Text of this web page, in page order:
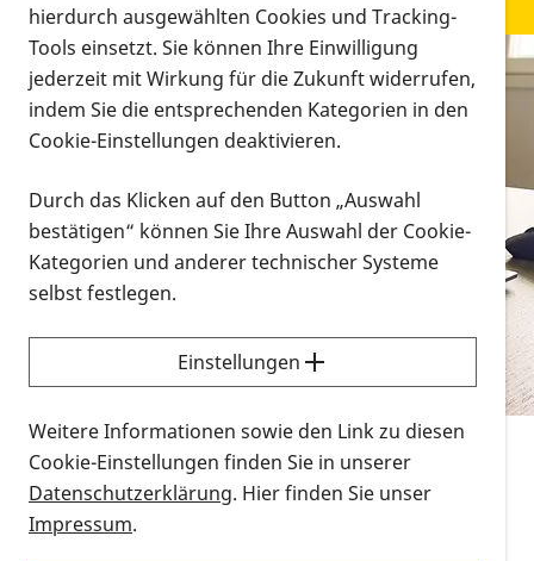
Infomaterial
Infomaterial
Vorlesen
Alle Infomaterialien in verschiedenen
Formaten an einem Ort
Sie möchten wissen, wie Sie nach Infonmaterial
suchen und dieses bestellen bzw. herunterladen
können? Schauen Sie sich dieErklärvideos zum
Thema Infomaterial auf der PRO RETINA-Website
für blinde und sehbehinderte Menschen an.
Auf dieser Seite finden Sie sämtliches Infomaterial
hierdurch ausgewählten Cookies und Tracking-
Tools einsetzt. Sie können Ihre Einwilligung
jederzeit mit Wirkung für die Zukunft widerrufen,
indem Sie die entsprechenden Kategorien in den
Cookie-Einstellungen deaktivieren.
Durch das Klicken auf den Button „Auswahl
bestätigen“ können Sie Ihre Auswahl der Cookie-
Kategorien und anderer technischer Systeme
selbst festlegen.
Einstellungen
Weitere Informationen sowie den Link zu diesen
Cookie-Einstellungen finden Sie in unserer
Datenschutzerklärung. Hier finden Sie unser
Impressum.